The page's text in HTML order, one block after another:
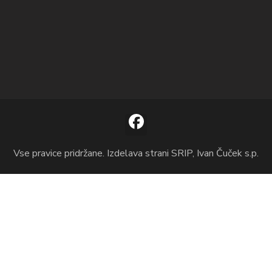
Vse pravice pridržane. Izdelava strani SRIP, Ivan Čuček s.p.